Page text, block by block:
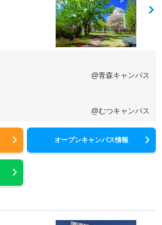
@青森キャンパス
@むつキャンパス
オープンキャンパス情報